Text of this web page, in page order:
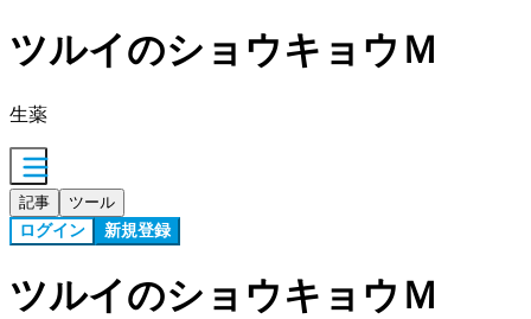
ツルイのショウキョウＭ
生薬
記事 ツール
ログイン 新規登録
ツルイのショウキョウＭ